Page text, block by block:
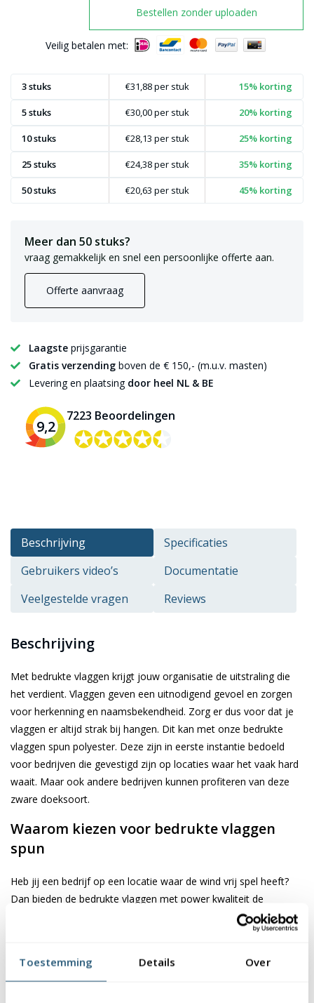
Toestemming Details Over
Bestellen zonder uploaden
Veilig betalen met:
3 stuks €31,88per stuk 15% korting
5 stuks €30,00per stuk 20% korting
10 stuks €28,13 per stuk 25% korting
25 stuks €24,38per stuk 35% korting
50 stuks €20,63 per stuk 45% korting
Meer dan 50 stuks?
vraag gemakkelijk en snel een persoonlijke offerte aan.
Offerte aanvraag
Laagste prijsgarantie
Gratis verzending boven de € 150,- (m.u.v. masten)
Levering en plaatsing door heel NL & BE
9,2
7223 Beoordelingen
✪✪✪✪✪
✪✪✪✪✪
Beschrijving
Specificaties
Gebruikers video’s
Documentatie
Veelgestelde vragen
Reviews
Beschrijving
Met bedrukte vlaggen krijgt jouw organisatie de uitstraling die
het verdient. Vlaggen geven een uitnodigend gevoel en zorgen
voor herkenning en naamsbekendheid. Zorg er dus voor dat je
vlaggen er altijd strak bij hangen. Dit kan met onze bedrukte
vlaggen spun polyester. Deze zijn in eerste instantie bedoeld
voor bedrijven die gevestigd zijn op locaties waar het vaak hard
waait. Maar ook andere bedrijven kunnen profiteren van deze
zware doeksoort.
Waarom kiezen voor bedrukte vlaggen
spun
Heb jij een bedrijf op een locatie waar de wind vrij spel heeft?
Dan bieden de bedrukte vlaggen met power kwaliteit de
oplossing. Deze zijn gemaakt van de zwaarst mogelijke
doeksoort, waardoor deze sterker zijn en een langere
bedrijven die gevestigd zijn aan de kustgebieden of organisaties